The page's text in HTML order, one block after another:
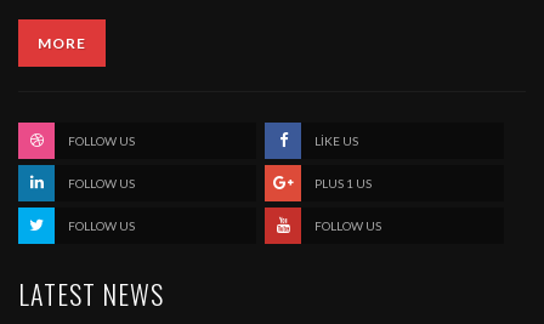
FOLLOW US LIKE US
FOLLOW US PLUS 1 US
FOLLOW US FOLLOW US
LATEST NEWS